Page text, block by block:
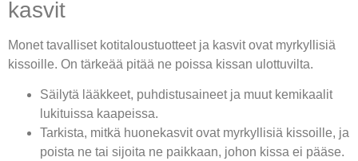
kasvit
Monet tavalliset kotitaloustuotteet ja kasvit ovat myrkyllisiä
kissoille. On tärkeää pitää ne poissa kissan ulottuvilta.
Säilytä lääkkeet, puhdistusaineet ja muut kemikaalit
lukituissa kaapeissa.
Tarkista, mitkä huonekasvit ovat myrkyllisiä kissoille, ja
poista ne tai sijoita ne paikkaan, johon kissa ei pääse.